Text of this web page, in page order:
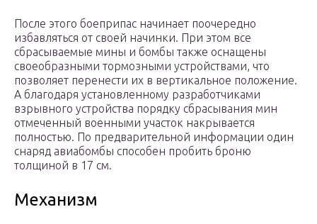
После этого боеприпас начинает поочередно
избавляться от своей начинки. При этом все
сбрасываемые мины и бомбы также оснащены
своеобразными тормозными устройствами, что
позволяет перенести их в вертикальное положение.
А благодаря установленному разработчиками
взрывного устройства порядку сбрасывания мин
отмеченный военными участок накрывается
полностью. По предварительной информации один
снаряд авиабомбы способен пробить броню
толщиной в 17 см.
Механизм